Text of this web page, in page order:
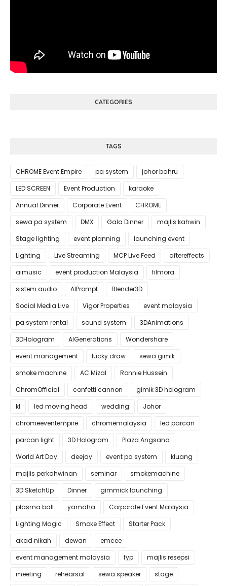
CATEGORIES
TAGS
CHROME Event Empire pa system
johor bahru
LED SCREEN
Event Production
karaoke
Annual Dinner
Corporate Event
CHROME
sewa pa system
DMX Gala Dinner
majlis kahwin
Stage lighting
event planning
launching event
Lighting
Live Streaming MCP Live Feed
aftereffects
aimusic
event production Malaysia
filmora
sistem audio
AIPrompt
Blender3D
Social Media Live
Vigor Properties
event malaysia
pa system rental
sound system
3DAnimations
3DHologram
AIGenerations
Wondershare
event management
lucky draw
sewa gimik
smoke machine
AC Mizal
Ronnie Hussein
ChromOfficial
confetti cannon
gimik 3D hologram
kl
led moving head wedding
Johor
chromeeventempire
chromemalaysia
led parcan
parcan light
3D Hologram
Plaza Angsana
World Art Day
deejay event pa system
kluang
majlis perkahwinan
seminar
smokemachine
3D SketchUp
Dinner
gimmick launching
plasma ball
yamaha
Corporate Event Malaysia
Lighting Magic
Smoke Effect
Starter Pack
akad nikah
dewan
emcee
event management malaysia
fyp
majlis resepsi
meeting
rehearsal sewa speaker
stage